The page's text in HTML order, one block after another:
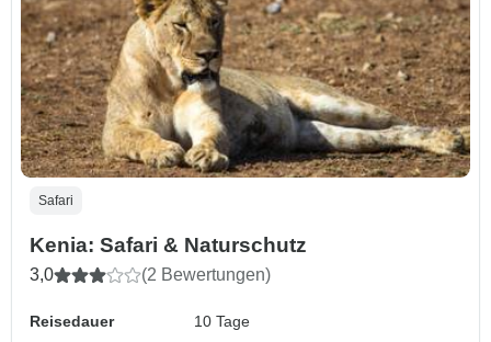
Safari
Kenia: Safari & Naturschutz
3,0 (2 Bewertungen)
Reisedauer
10 Tage